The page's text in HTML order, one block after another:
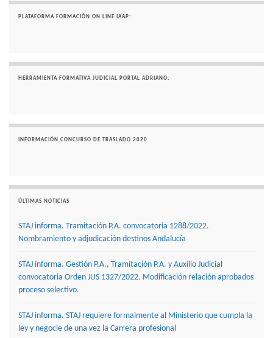
PLATAFORMA FORMACIÓN ON LINE IAAP:
HERRAMIENTA FORMATIVA JUDICIAL PORTAL ADRIANO:
INFORMACIÓN CONCURSO DE TRASLADO 2020
ÚLTIMAS NOTICIAS
STAJ informa. Tramitación P.A. convocatoria 1288/2022.
Nombramiento y adjudicación destinos Andalucía
STAJ informa. Gestión P.A., Tramitación P.A. y Auxilio Judicial
convocatoria Orden JUS 1327/2022. Modificación relación aprobados
proceso selectivo.
STAJ informa. STAJ requiere formalmente al Ministerio que cumpla la
ley y negocie de una vez la Carrera profesional